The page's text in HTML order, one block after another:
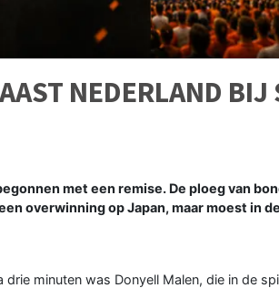
NEDERLAND BIJ
met een remise. De ploeg van
overwinning op Japan, maar moest in
minuten was Donyell Malen, die in de